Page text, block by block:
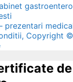
prezentari
Copyright ©
de